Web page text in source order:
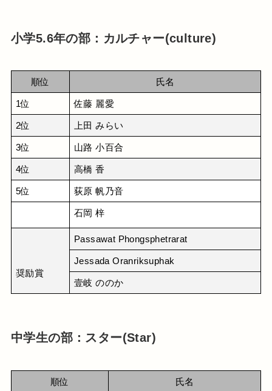
小学5.6年の部：カルチャー(culture)
順位 氏名
1位 佐藤 麗愛
2位 上田 みらい
3位 山路 小百合
4位 高橋 香
5位 荻原 帆乃音
石岡 梓
奨励賞
Passawat Phongsphetrarat
Jessada Oranriksuphak
壹岐 ののか
中学生の部：スター(Star)
順位 氏名